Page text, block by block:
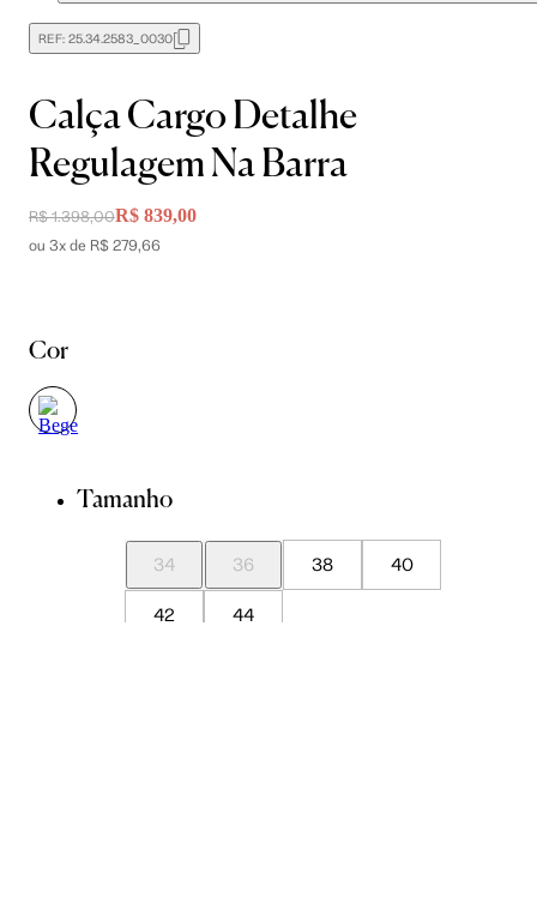
REF: 25.34.2583_0030
Calça Cargo Detalhe
Regulagem Na Barra
R$ 1.398,00R$ 839,00
ou 3x de R$ 279,66
Cor
Tamanho
34 36 38 40
42 44